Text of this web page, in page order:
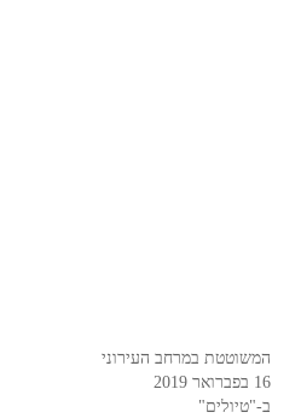
המשוטטת במרחב העירוני
16 בפברואר 2019
ב-"טיולים"